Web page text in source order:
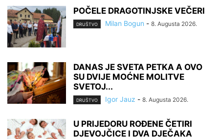
POČELE DRAGOTINJSKE VEČERI
DRUŠTVO Milan Bogun - 8. Augusta 2026.
DANAS JE SVETA PETKA A OVO
SU DVIJE MOĆNE MOLITVE
SVETOJ...
DRUŠTVO Igor Jauz - 8. Augusta 2026.
U PRIJEDORU ROĐENE ČETIRI
DJEVOJČICE I DVA DJEČAKA